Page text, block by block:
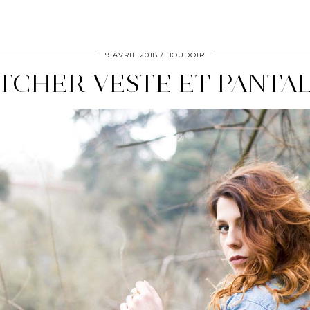
9 AVRIL 2018 BOUDOIR
VESTE ET